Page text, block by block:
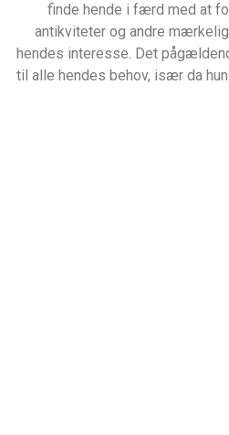
finde hende i færd med at
antikviteter og andre
hendes interesse. Det
til alle hendes behov, især da